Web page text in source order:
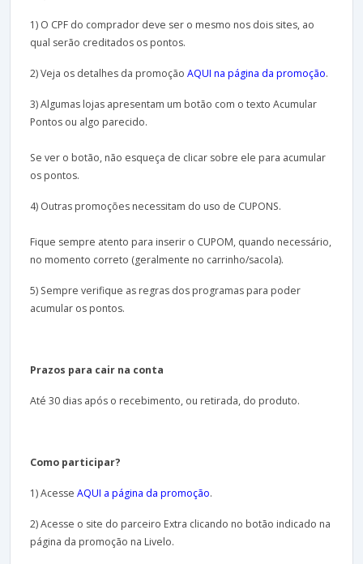
1) O CPF do comprador deve ser o mesmo nos dois sites, ao
qual serão creditados os pontos.
2) Veja os detalhes da promoção AQUI na página da promoção.
3) Algumas lojas apresentam um botão com o texto Acumular
Pontos ou algo parecido.
Se ver o botão, não esqueça de clicar sobre ele para acumular
os pontos.
4) Outras promoções necessitam do uso de CUPONS.
Fique sempre atento para inserir o CUPOM, quando necessário,
no momento correto (geralmente no carrinho/sacola).
5) Sempre verifique as regras dos programas para poder
acumular os pontos.
Prazos para cair na conta
Até 30 dias após o recebimento, ou retirada, do produto.
Como participar?
1) Acesse AQUI a página da promoção.
2) Acesse o site do parceiro Extra clicando no botão indicado na
página da promoção na Livelo.